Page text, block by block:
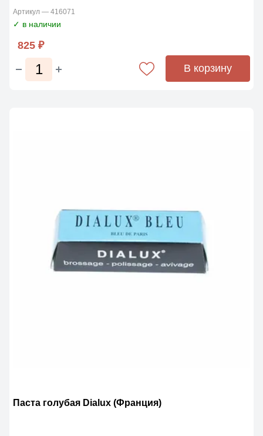
Артикул — 416071
✓ в наличии
825 ₽
В корзину
Паста голубая Dialux (Франция)